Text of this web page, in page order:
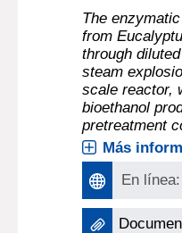
The
from
through
steam
scale reactor,
bioethanol
pretreatment
Más
En línea: